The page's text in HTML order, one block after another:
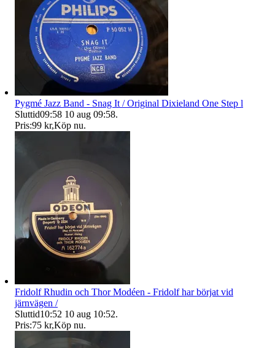
Pygmé Jazz Band - Snag It / Original Dixieland One Step l
Sluttid09:58 10 aug 09:58.
Pris:99 kr,Köp nu.
Fridolf Rhudin och Thor Modéen - Fridolf har börjat vid
järnvägen /
Sluttid10:52 10 aug 10:52.
Pris:75 kr,Köp nu.